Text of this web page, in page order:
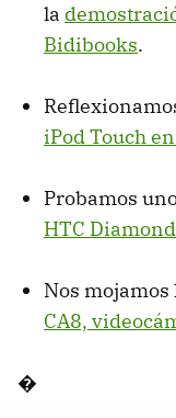
la
Bidibooks.
iPod Touch
Probamos
HTC Diamond
Nos
CA8,
�